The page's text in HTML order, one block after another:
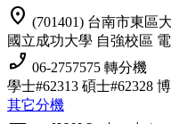
location_on (701401) 台南市東區
國立成功大學 自強校區
phone_enabled 06-2757575 轉分機
學士#62313 碩士#62328
其它分機